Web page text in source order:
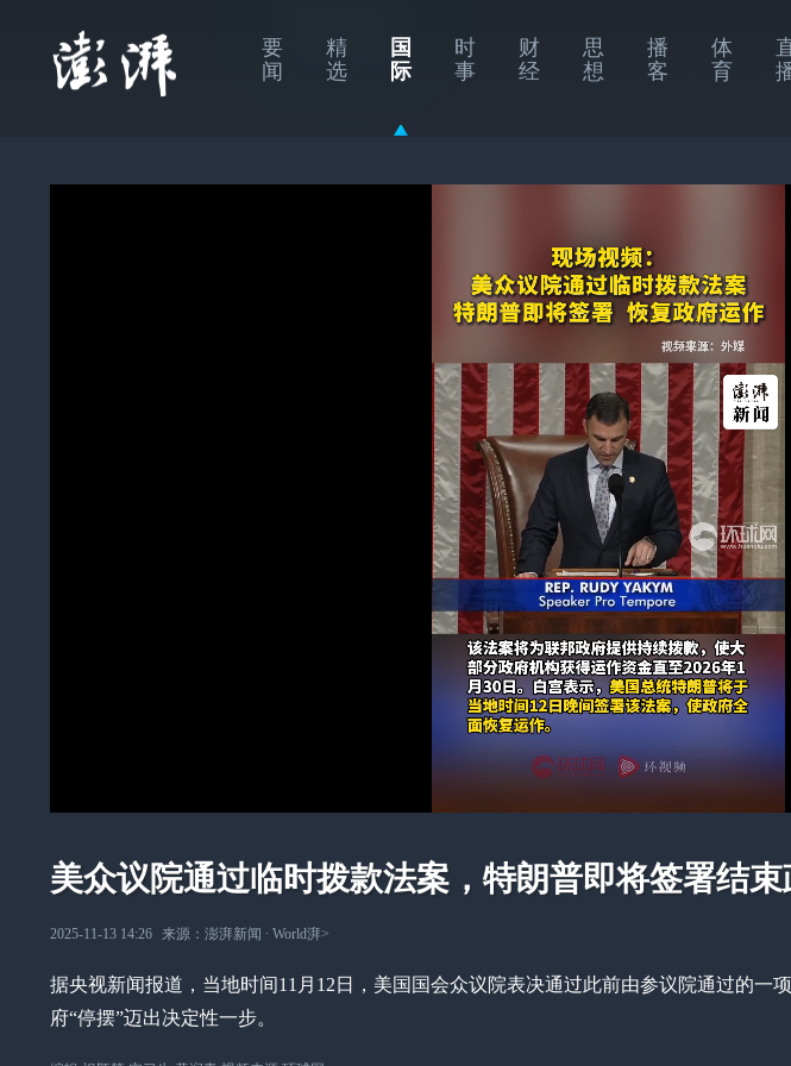
要
闻
精
选
国
际
时
事
财
经
思
想
播
客
体
育
美众议院通过临时拨款法案，特朗普即将签署结束
2025-11-13 14:26 来源： 澎湃新闻 ∙ World湃>
据央视新闻报道，当地时间11月12日，美国国会众议院表决通过此前由参议院通过的一
府“停摆”迈出决定性一步。